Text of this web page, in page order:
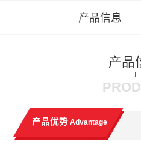
产品信息
产品
产品优势 Advantage